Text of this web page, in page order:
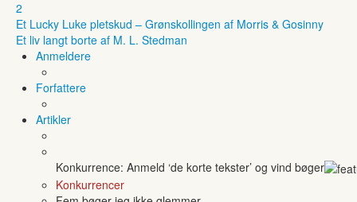
2
Et Lucky Luke pletskud – Grønskollingen af Morris & Gosinny
Et liv langt borte af M. L. Stedman
Anmeldere
Forfattere
Artikler
Konkurrence: Anmeld ‘de korte tekster’ og vind bøger
Konkurrencer